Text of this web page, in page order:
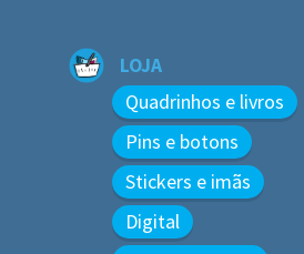
LOJA
Quadrinhos e livros
Pins e botons
Stickers e imãs
Digital